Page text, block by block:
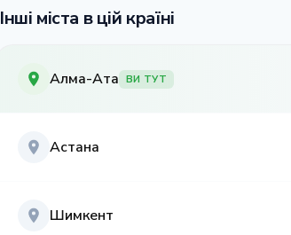
Інші міста в цій країні
Алма-Ата ВИ ТУТ
Астана
Шимкент